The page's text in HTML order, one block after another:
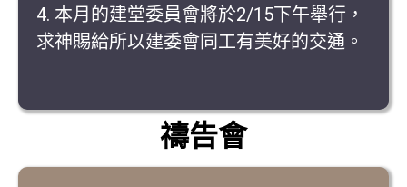
4. 本月的建堂委員會將於2/15下午舉行，
求神賜給所以建委會同工有美好的交通。
禱告會